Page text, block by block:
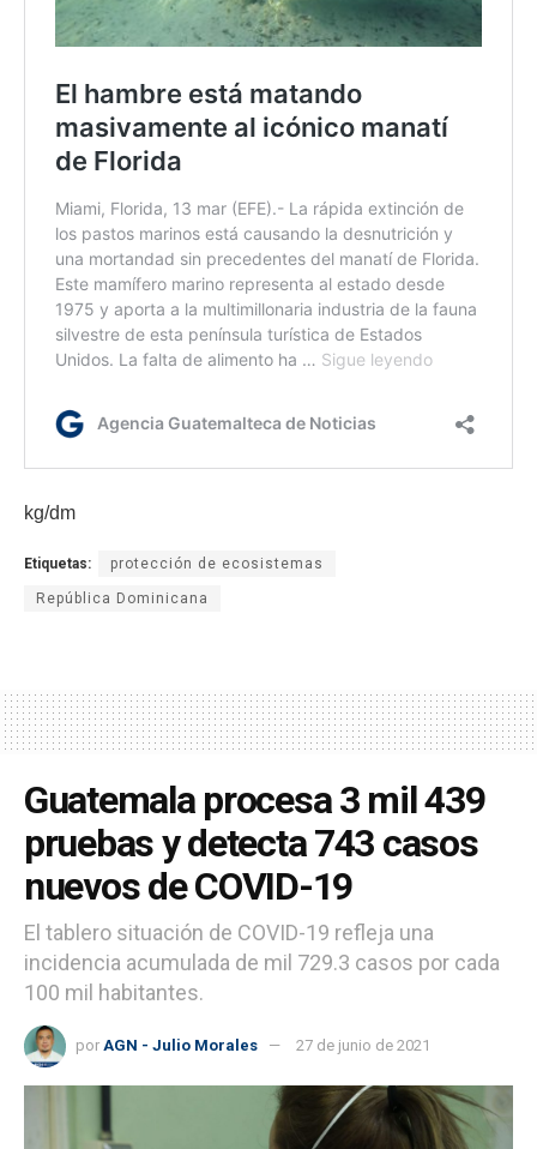
kg/dm
Etiquetas: protección de ecosistemas
República Dominicana
Guatemala procesa 3 mil 439
pruebas y detecta 743 casos
nuevos de COVID-19
El tablero situación de COVID-19 refleja una
incidencia acumulada de mil 729.3 casos por cada
100 mil habitantes.
por AGN - Julio Morales 27 de junio de 2021